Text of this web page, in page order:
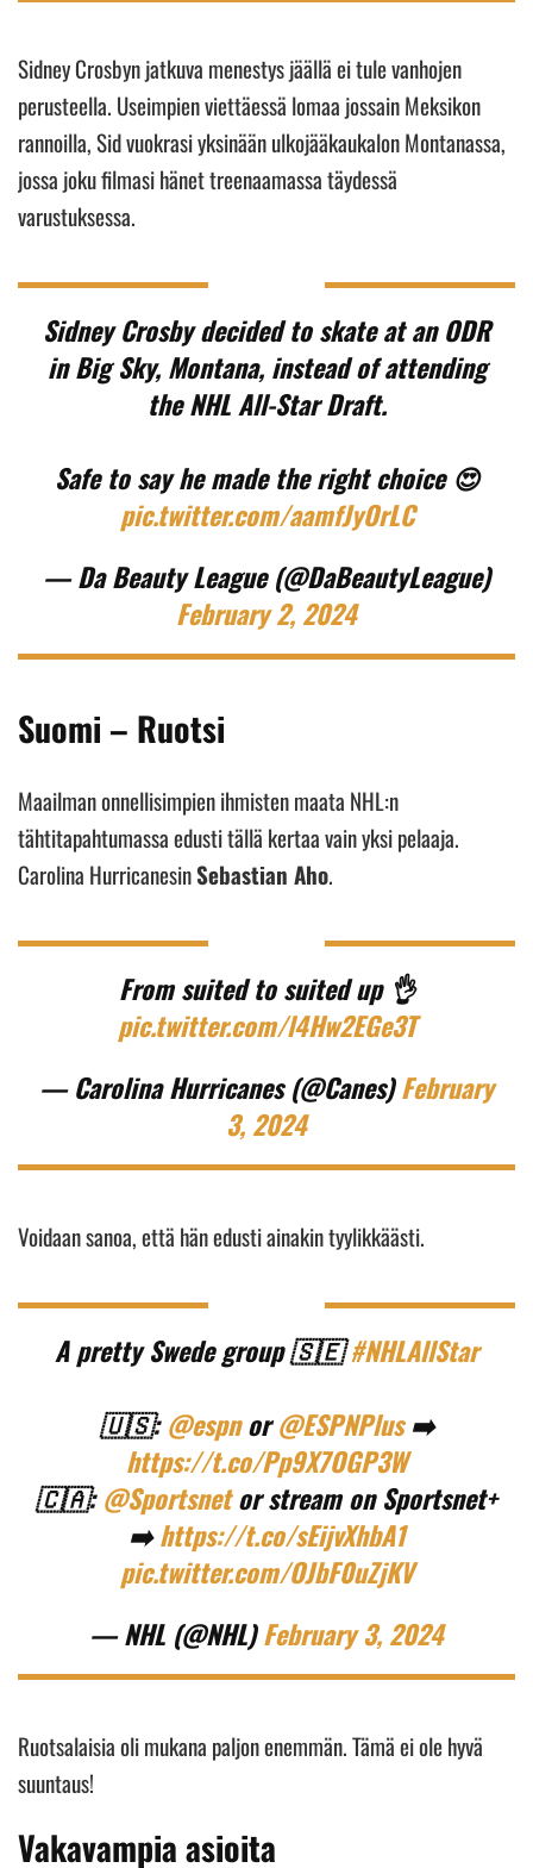
Sidney Crosbyn jatkuva menestys jäällä ei tule vanhojen
perusteella. Useimpien viettäessä lomaa jossain Meksikon
rannoilla, Sid vuokrasi yksinään ulkojääkaukalon Montanassa,
jossa joku filmasi hänet treenaamassa täydessä
varustuksessa.
Sidney Crosby decided to skate at an ODR
in Big Sky, Montana, instead of attending
the NHL All-Star Draft.
Safe to say he made the right choice 😍
pic.twitter.com/aamfJyOrLC
— Da Beauty League (@DaBeautyLeague)
February 2, 2024
Suomi – Ruotsi
Maailman onnellisimpien ihmisten maata NHL:n
tähtitapahtumassa edusti tällä kertaa vain yksi pelaaja.
Carolina HurricanesinSebastian Aho.
From suited to suited up 👌
pic.twitter.com/l4Hw2EGe3T
— Carolina Hurricanes (@Canes)February
3, 2024
Voidaan sanoa, että hän edusti ainakin tyylikkäästi.
A pretty Swede group 🇸🇪#NHLAllStar
🇺🇸:@espnor@ESPNPlus➡️
https://t.co/Pp9X7OGP3W
🇨🇦:@Sportsnetor stream on Sportsnet+
➡️https://t.co/sEijvXhbA1
pic.twitter.com/OJbF0uZjKV
— NHL (@NHL)February 3, 2024
Ruotsalaisia oli mukana paljon enemmän. Tämä ei ole hyvä
suuntaus!
Vakavampia asioita